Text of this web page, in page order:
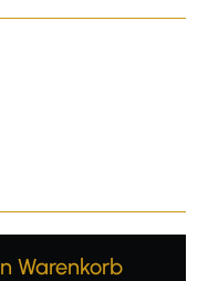
Gib den
Warenkorb